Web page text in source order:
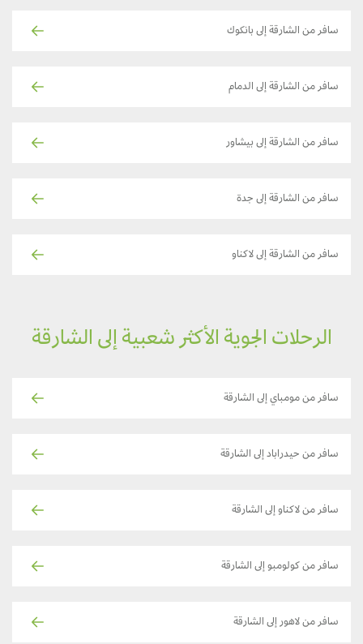
سافر من الشارقة إلى بانكوك
سافر من الشارقة إلى الدمام
سافر من الشارقة إلى بيشاور
سافر من الشارقة إلى جدة
سافر من الشارقة إلى لاكناو
الرحلات الجوية الأكثر شعبية إلى الشارقة
سافر من مومباي إلى الشارقة
سافر من حيدراباد إلى الشارقة
سافر من لاكناو إلى الشارقة
سافر من كولومبو إلى الشارقة
سافر من لاهور إلى الشارقة